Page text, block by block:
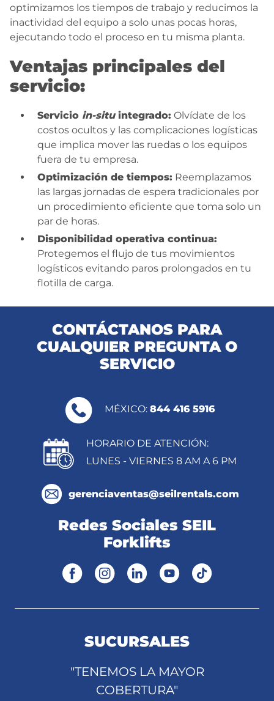
optimizamos los tiempos de trabajo y reducimos la
inactividad del equipo a solo unas pocas horas,
ejecutando todo el proceso en tu misma planta.
Ventajas principales del
servicio:
Servicio in-situintegrado: Olvídate de los
costos ocultos y las complicaciones logísticas
que implica mover las ruedas o los equipos
fuera de tu empresa.
Optimización de tiempos: Reemplazamos
las largas jornadas de espera tradicionales por
un procedimiento eficiente que toma solo un
par de horas.
Disponibilidad operativa continua:
Protegemos el flujo de tus movimientos
logísticos evitando paros prolongados en tu
flotilla de carga.
CONTÁCTANOS PARA
CUALQUIER PREGUNTA O
SERVICIO
MÉXICO: 844 416 5916
HORARIO DE ATENCIÓN:
LUNES - VIERNES 8 AM A 6 PM
gerenciaventas@seilrentals.com
Redes Sociales SEIL
Forklifts
SUCURSALES
"TENEMOS LA MAYOR
COBERTURA"